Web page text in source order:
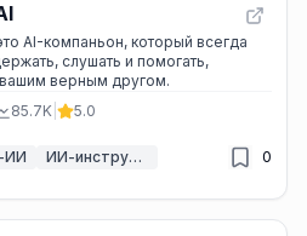
AI-компаньон, который всегда
слушать и помогать,
вашим верным другом.
85.7K 5.0
ИИ ИИ-инструменты для психического здоровья 0